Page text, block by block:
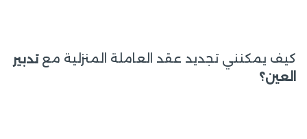
كيف يمكنني تجديد عقد العاملة المنزلية معتدبير
العين؟